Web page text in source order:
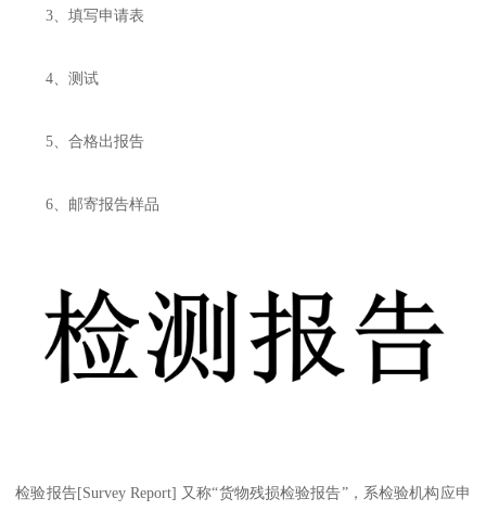
3、填写申请表
4、测试
5、合格出报告
6、邮寄报告样品
检验报告[Survey Report] 又称“货物残损检验报告”，系检验机构应申